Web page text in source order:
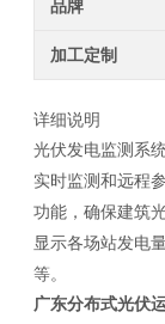
品牌
加工定制
详细说明
光伏发电监测系
实时监测和远程
功能，确保建筑
显示各场站发电
等。
广东分布式光伏